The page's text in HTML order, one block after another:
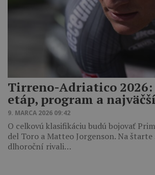
Tirreno-Adriatico
etáp, program a
9. MARCA 2026 09:42
O celkovú klasifikáciu budú bojovať
del Toro a Matteo Jorgenson. Na
dlhoroční rivali…